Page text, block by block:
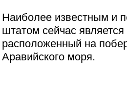
Наиболее известным и
штатом сейчас
расположенный на
Аравийского моря.